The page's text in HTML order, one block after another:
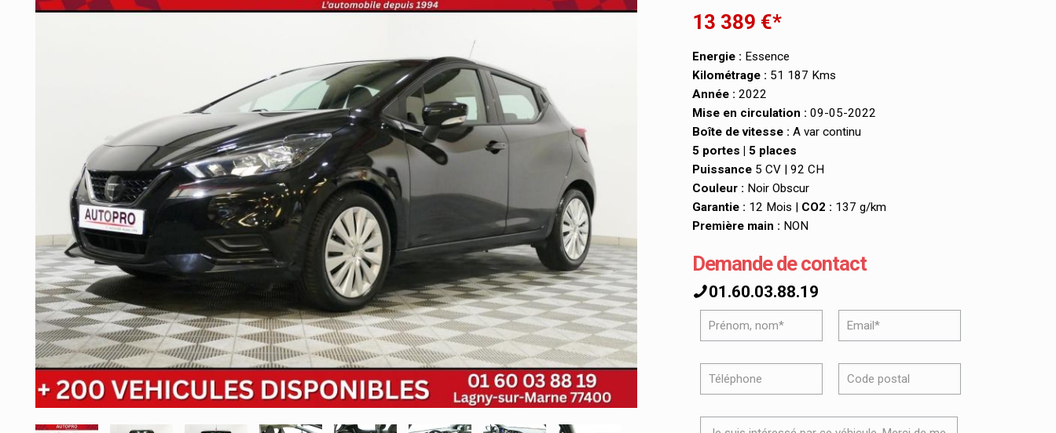
13 389 €*
Energie : Essence
Kilométrage : 51 187 Kms
Année : 2022
Mise en circulation : 09-05-2022
Boîte de vitesse : A var continu
5 portes | 5 places
Puissance 5 CV | 92 CH
Couleur : Noir Obscur
Garantie : 12 Mois | CO2 : 137 g/km
Première main : NON
Demande de contact
01.60.03.88.19